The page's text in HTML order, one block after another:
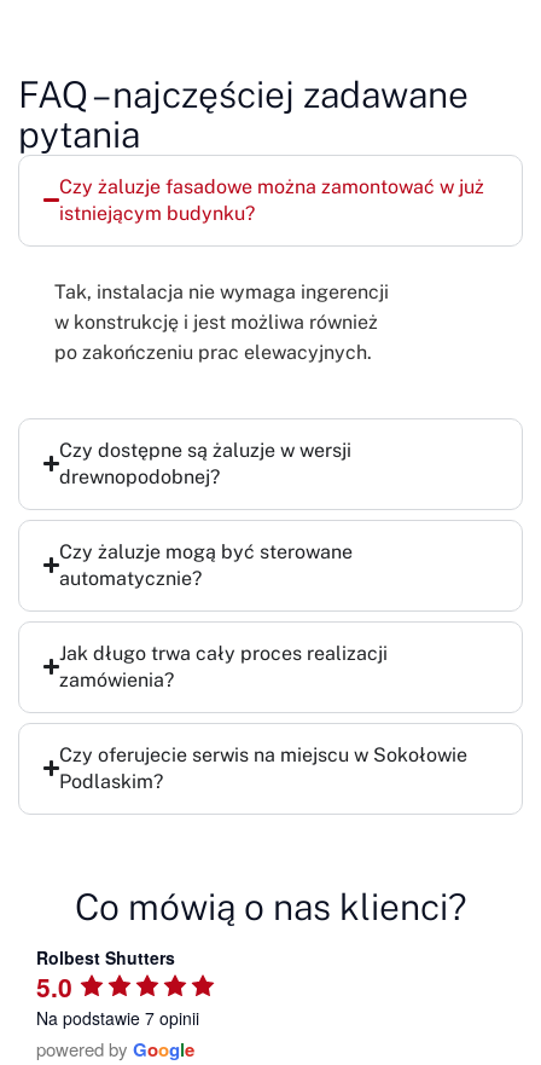
FAQ – najczęściej zadawane
pytania
Czy żaluzje fasadowe można zamontować w już
istniejącym budynku?
Tak, instalacja nie wymaga ingerencji
w konstrukcję i jest możliwa również
po zakończeniu prac elewacyjnych.
Czy dostępne są żaluzje w wersji
drewnopodobnej?
Czy żaluzje mogą być sterowane
automatycznie?
Jak długo trwa cały proces realizacji
zamówienia?
Czy oferujecie serwis na miejscu w Sokołowie
Podlaskim?
Co mówią o nas klienci?
Rolbest Shutters
5.0
Na podstawie 7 opinii
powered by Google